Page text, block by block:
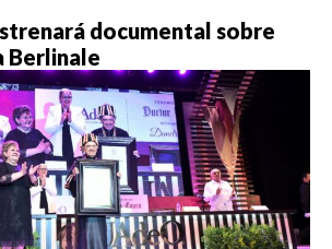
documental sobre
Berlinale